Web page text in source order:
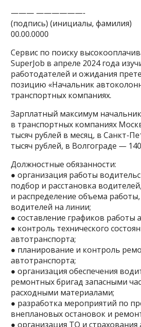
——— ——————-
(подпись) (инициалы, фамилия)
00.00.0000
Сервис по поиску
SuperJob в апреле 2024 года
работодателей и ожидания
позицию «Начальник
транспортных компаниях.
Зарплатный максимум
в транспортных компаниях
тысяч рублей в месяц, в Санкт-
тысяч рублей, в Волгограде —
Должностные обязанности:
● организация работы
подбор и расстановка
и распределение объема
водителей на линии;
● составление графиков работы
● контроль технического
автотранспорта;
● планирование и контроль
автотранспорта;
● организация обеспечения
ремонтных бригад запасными
расходными материалами;
● разработка мероприятий по
внеплановых остановок и
● организация ТО и страхования